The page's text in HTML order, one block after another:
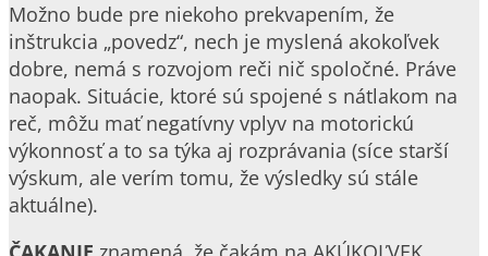
Možno bude pre niekoho prekvapením, že
inštrukcia „povedz“, nech je myslená akokoľvek
dobre, nemá s rozvojom reči nič spoločné. Práve
naopak. Situácie, ktoré sú spojené s nátlakom na
reč, môžu mať negatívny vplyv na motorickú
výkonnosť a to sa týka aj rozprávania (síce starší
výskum, ale verím tomu, že výsledky sú stále
aktuálne).